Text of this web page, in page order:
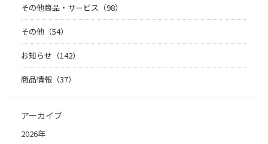
その他商品・サービス（98）
その他（54）
お知らせ（142）
商品情報（37）
アーカイブ
2026年